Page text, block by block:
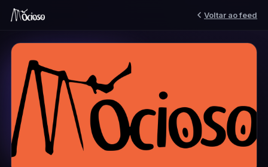
Voltar ao feed